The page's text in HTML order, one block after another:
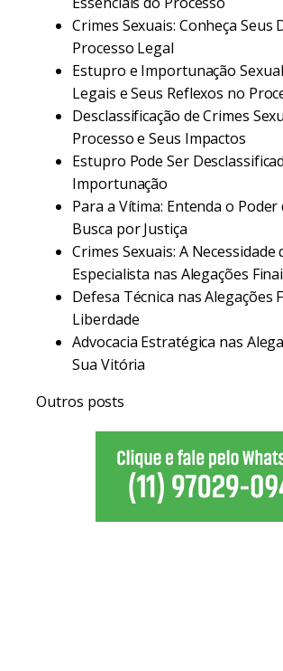
Crimes Sexuais: Conheça
Processo Legal
Estupro e Importunação
Legais e Seus Reflexos no
Desclassificação de Crimes
Processo e Seus Impactos
Estupro Pode Ser
Importunação
Para a Vítima: Entenda o
Busca por Justiça
Crimes Sexuais: A Necessidade
Especialista nas Alegações
Defesa Técnica nas Alegações
Liberdade
Advocacia Estratégica nas
Sua Vitória
Outros posts